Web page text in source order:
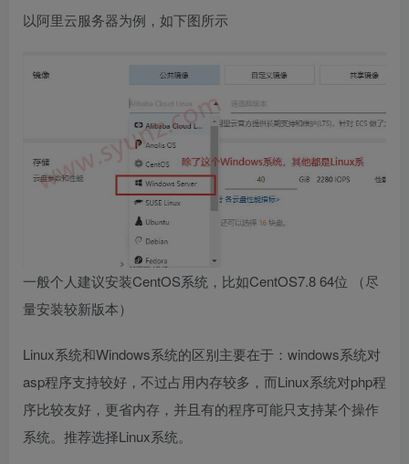
以阿里云服务器为例，如下图所示
一般个人建议安装CentOS系统，比如CentOS7.8 64位 （尽
量安装较新版本）
Linux系统和Windows系统的区别主要在于：windows系统对
asp程序支持较好，不过占用内存较多，而Linux系统对php程
序比较友好，更省内存，并且有的程序可能只支持某个操作
系统。推荐选择Linux系统。